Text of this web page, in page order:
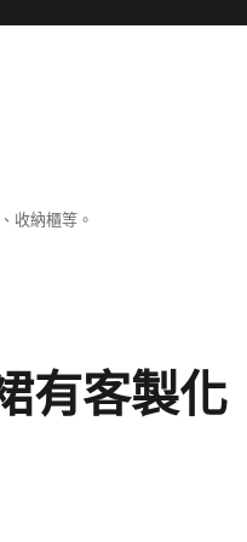
收納櫃等。
有客製化